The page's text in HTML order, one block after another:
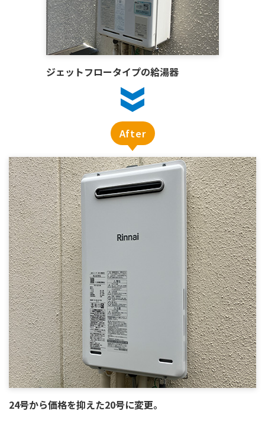
ジェットフロータイプの給湯器
After
24号から価格を抑えた20号に変更。